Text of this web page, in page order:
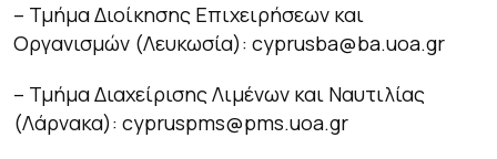
– Τμήμα Διοίκησης Επιχειρήσεων και
Οργανισμών (Λευκωσία): cyprusba@ba.uoa.gr
– Τμήμα Διαχείρισης Λιμένων και Ναυτιλίας
(Λάρνακα): cypruspms@pms.uoa.gr